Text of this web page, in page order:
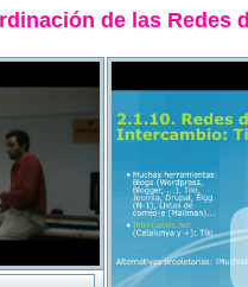
de las Redes